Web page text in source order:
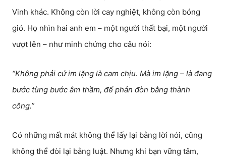
Vinh khác. Không còn lời cay nghiệt, không còn bóng
gió. Họ nhìn hai anh em – một người thất bại, một người
vượt lên – như minh chứng cho câu nói:
“Không phải cứ im lặng là cam chịu. Mà im lặng – là đang
bước từng bước âm thầm, để phản đòn bằng thành
công.”
Có những mất mát không thể lấy lại bằng lời nói, cũng
không thể đòi lại bằng luật. Nhưng khi bạn vững tâm,